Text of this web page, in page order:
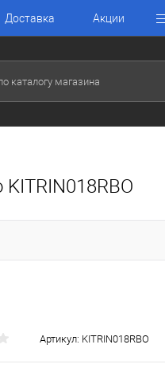
Доставка Акции
Артикул: KITRIN018RBO